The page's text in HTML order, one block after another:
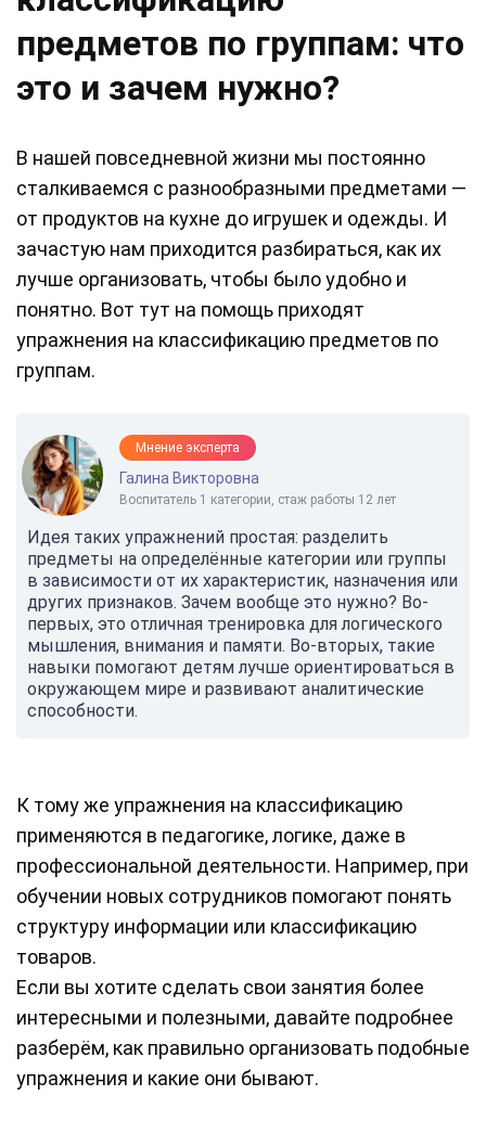
предметов по группам: что
это и зачем нужно?
В нашей повседневной жизни мы постоянно
сталкиваемся с разнообразными предметами —
от продуктов на кухне до игрушек и одежды. И
зачастую нам приходится разбираться, как их
лучше организовать, чтобы было удобно и
понятно. Вот тут на помощь приходят
упражнения на классификацию предметов по
группам.
Мнение эксперта
Галина Викторовна
Воспитатель 1 категории, стаж работы 12 лет
Идея таких упражнений простая: разделить
предметы на определённые категории или группы
в зависимости от их характеристик, назначения или
других признаков. Зачем вообще это нужно? Во-
первых, это отличная тренировка для логического
мышления, внимания и памяти. Во-вторых, такие
навыки помогают детям лучше ориентироваться в
окружающем мире и развивают аналитические
способности.
К тому же упражнения на классификацию
применяются в педагогике, логике, даже в
профессиональной деятельности. Например, при
обучении новых сотрудников помогают понять
структуру информации или классификацию
товаров.
Если вы хотите сделать свои занятия более
интересными и полезными, давайте подробнее
разберём, как правильно организовать подобные
упражнения и какие они бывают.